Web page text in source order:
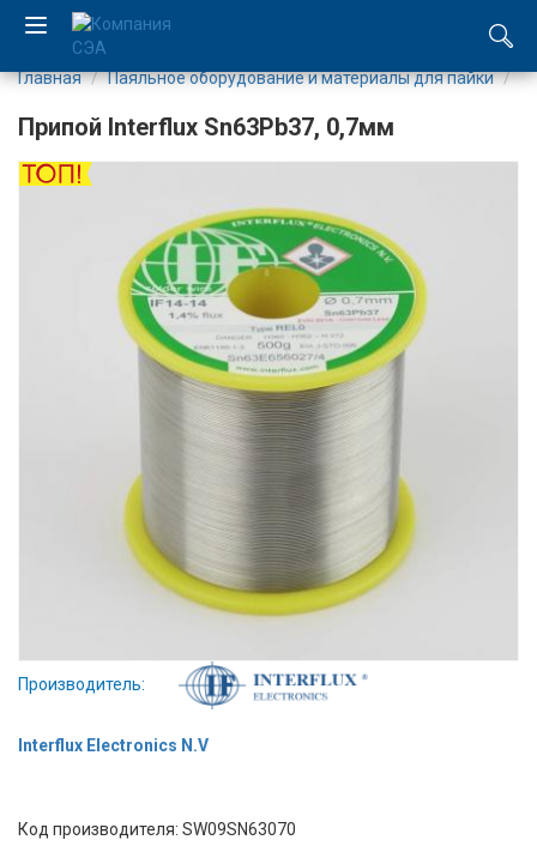
Компания
Каталог
Производство
Вакансии
Вход/
авторизация
Производители
Тех.
Главная Паяльное оборудование и материалы для пайки
Припой Interflux Sn63Pb37, 0,7мм
Производитель:
Interflux Electronics N.V
Код производителя: SW09SN63070